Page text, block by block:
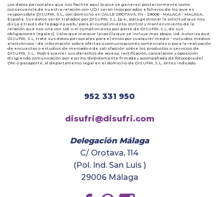
Los datos personales que nos facilite aquí (o que se generen posteriormente como
consecuencia de nuestra relación con UD.) serán incorporados a ficheros de los que es
responsable DISUFRI, S.L,, con domicilio en CALLE OROTAVA, 114 - 29006 - MALAGA - MALAGA,
España. Sus datos serán tratados por DISUFRI, S.L, [p.e., para gestionar la solicitud que nos
dirija a través de la pagina web / para el cumplimiento, control y mantenimiento de la
relación que nos une con Ud. o el cumplimiento por parte de DISUFRI, S.L, de sus
obligaciones legales]. Salvo que marque la casilla que se incluye mas abajo, Ud. Autoriza que
DISUFRI, S.L, trate sus datos personales para el envío por cualquier medio - incluidos medios
electrónicos - de información sobre ofertas o comunicaciones comerciales o para la realización
de encuestas o estudios de mercado o de satisfacción sobre los productos o servicios de
DISUFRI, S.L,. Podrá ejercer sus derechos de acceso, rectificación, cancelación y oposición
dirigiendo comunicación por escrito, debidamente firmada y acompañada de fotocopia del
DNI o pasaporte, al departamento legal en el domicilio de DISUFRI, S.L, antes indicado.
952 331 950
disufri@disufri.com
Delegación Málaga
C/ Orotava, 114
(Pol. Ind. San Luis )
29006 Málaga